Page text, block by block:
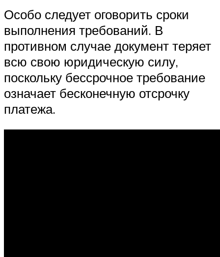
Особо следует оговорить сроки
выполнения требований. В
противном случае документ теряет
всю свою юридическую силу,
поскольку бессрочное требование
означает бесконечную отсрочку
платежа.